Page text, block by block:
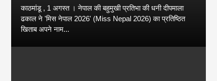
काठमांडू , 1 अगस्त । नेपाल की बहुमुखी प्रतिभा की धनी दीपमाला
ढकाल ने 'मिस नेपाल 2026' (Miss Nepal 2026) का प्रतिष्ठित
खिताब अपने नाम...